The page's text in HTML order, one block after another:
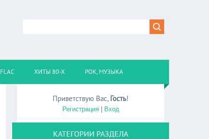
FLAC ХИТЫ 80-Х РОК, МУЗЫКА
Приветствую Вас, Гость!
Регистрация| Вход
КАТЕГОРИИ РАЗДЕЛА